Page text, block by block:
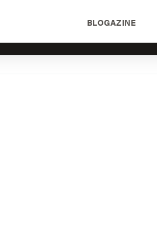
BLOGAZINE